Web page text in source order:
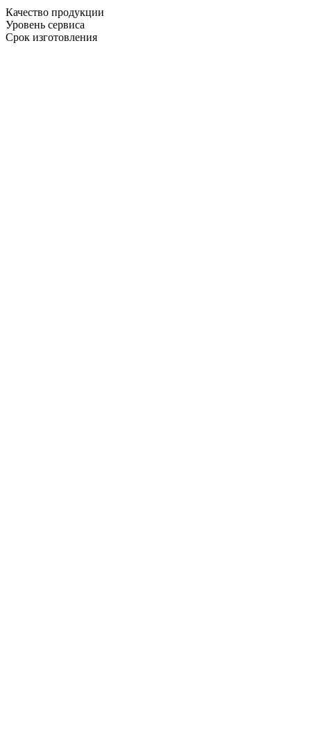
Качество продукции
Уровень сервиса
Срок изготовления